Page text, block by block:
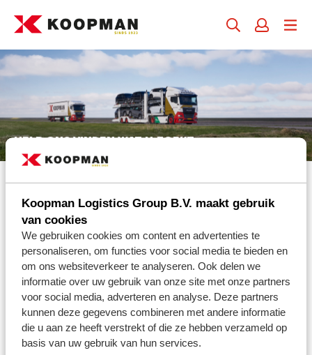
Koopman Logistics Group B.V. maakt gebruik
van cookies
We gebruiken cookies om content en advertenties te
personaliseren, om functies voor social media te bieden en
om ons websiteverkeer te analyseren. Ook delen we
informatie over uw gebruik van onze site met onze partners
voor social media, adverteren en analyse. Deze partners
kunnen deze gegevens combineren met andere informatie
die u aan ze heeft verstrekt of die ze hebben verzameld op
basis van uw gebruik van hun services.
HELP ONS VINDEN WAT U ZOEKT
ZOEKEN
KOOPMAN LOGISTICS GROUP B.V.
Lelystraat 2